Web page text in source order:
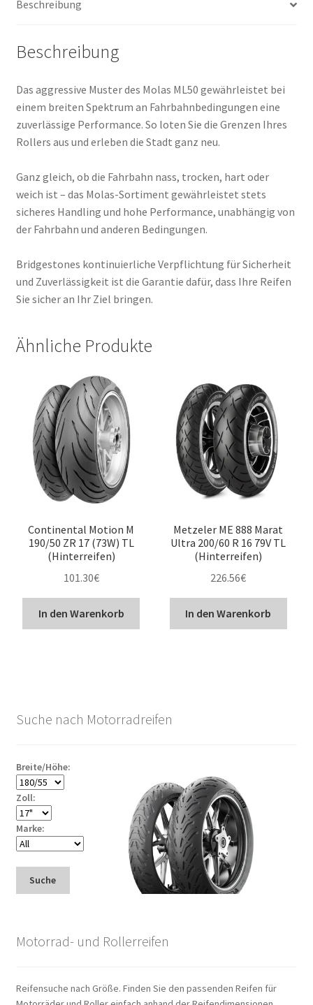
Beschreibung
Beschreibung
Das aggressive Muster des Molas ML50 gewährleistet bei
einem breiten Spektrum an Fahrbahnbedingungen eine
zuverlässige Performance. So loten Sie die Grenzen Ihres
Rollers aus und erleben die Stadt ganz neu.
Ganz gleich, ob die Fahrbahn nass, trocken, hart oder
weich ist – das Molas-Sortiment gewährleistet stets
sicheres Handling und hohe Performance, unabhängig von
der Fahrbahn und anderen Bedingungen.
Bridgestones kontinuierliche Verpflichtung für Sicherheit
und Zuverlässigkeit ist die Garantie dafür, dass Ihre Reifen
Sie sicher an Ihr Ziel bringen.
Ähnliche Produkte
Continental Motion M
190/50 ZR 17 (73W) TL
(Hinterreifen)
101.30€
In den Warenkorb
Metzeler ME 888 Marat
Ultra 200/60 R 16 79V TL
(Hinterreifen)
226.56€
In den Warenkorb
Suche nach Motorradreifen
Breite/Höhe:
Zoll:
Marke:
Suche
Motorrad- und Rollerreifen
Reifensuche nach Größe. Finden Sie den passenden Reifen für